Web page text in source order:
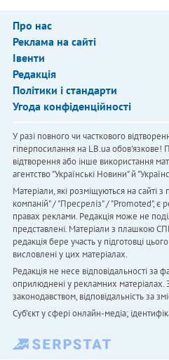
Про нас
Реклама на сайті
Івенти
Редакція
Політики і стандарти
Угода конфіденційності
У разі повного чи часткового
гіперпосилання на LB.ua обов'язкове!
відтворення або інше використання
агентство "Українськi Новини" й
Матеріали, які розміщуються на сайті
компаній" / "Пресреліз" / "Promoted", є
правах реклами. Редакція може не
представлені. Матеріали з плашкою
редакція бере участь у підготовці
висловлені у цих матеріалах.
Редакція не несе відповідальності за
оприлюднені у рекламних матеріалах.
законодавством, відповідальність за
Cуб'єкт у сфері онлайн-медіа;